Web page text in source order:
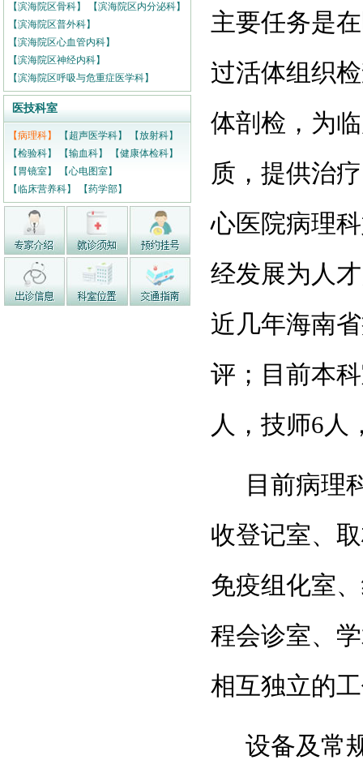
【滨海院区骨科】
【滨海院区内分泌科】
【滨海院区普外科】
【滨海院区心血管内科】
【滨海院区神经内科】
【滨海院区呼吸与危重症医学科】
医技科室
【病理科】 【超声医学科】
【放射科】
【检验科】
【输血科】
【健康体检科】
【胃镜室】
【心电图室】
【临床营养科】
【药学部】
主要任务是
过活体组织
体剖检，为
质，提供治
心医院病理
经发展为人
近几年海南
评；目前本
人，技师6人
目前病理
收登记室、
免疫组化室
程会诊室、
相互独立的
设备及常